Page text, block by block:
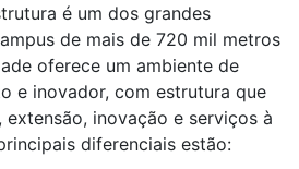
é um dos grandes
de mais de 720 mil metros
oferece um ambiente de
e inovador, com estrutura que
extensão, inovação e serviços à
diferenciais estão: